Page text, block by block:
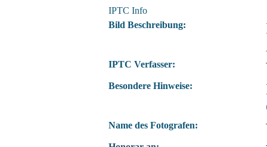
IPTC Info
Bild Beschreibung:
IPTC Verfasser:
Besondere Hinweise:
Name des Fotografen: